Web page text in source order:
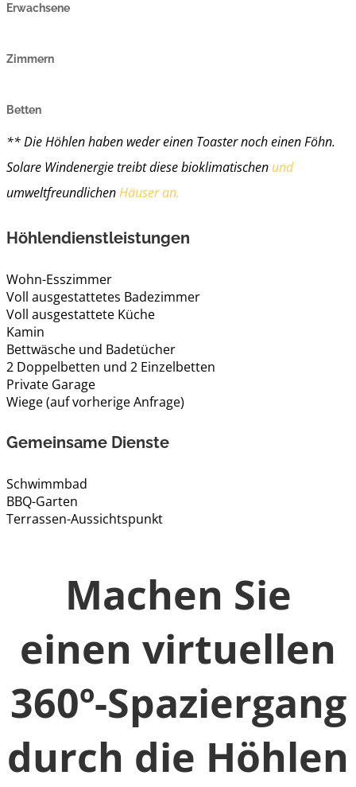
Erwachsene
Zimmern
Betten
** Die Höhlen haben weder einen Toaster noch einen Föhn.
Solare Windenergie treibt diese bioklimatischen und
umweltfreundlichenHäuser an.
Höhlendienstleistungen
Wohn-Esszimmer
Voll ausgestattetes Badezimmer
Voll ausgestattete Küche
Kamin
Bettwäsche und Badetücher
2 Doppelbetten und 2 Einzelbetten
Private Garage
Wiege (auf vorherige Anfrage)
Gemeinsame Dienste
Schwimmbad
BBQ-Garten
Terrassen-Aussichtspunkt
Machen Sie
einen virtuellen
360º-Spaziergang
durch die Höhlen